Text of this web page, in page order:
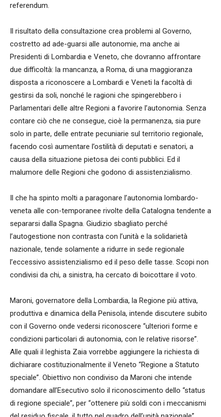
referendum.
Il risultato della consultazione crea problemi al Governo,
costretto ad ade-guarsi alle autonomie, ma anche ai
Presidenti di Lombardia e Veneto, che dovranno affrontare
due difficoltà: la mancanza, a Roma, di una maggioranza
disposta a riconoscere a Lombardi e Veneti la facoltà di
gestirsi da soli, nonché le ragioni che spingerebbero i
Parlamentari delle altre Regioni a favorire l’autonomia. Senza
contare ciò che ne consegue, cioè la permanenza, sia pure
solo in parte, delle entrate pecuniarie sul territorio regionale,
facendo così aumentare l’ostilità di deputati e senatori, a
causa della situazione pietosa dei conti pubblici. Ed il
malumore delle Regioni che godono di assistenzialismo.
Il che ha spinto molti a paragonare l’autonomia lombardo-
veneta alle con-temporanee rivolte della Catalogna tendente a
separarsi dalla Spagna. Giudizio sbagliato perché
l’autogestione non contrasta con l’unità e la solidarietà
nazionale, tende solamente a ridurre in sede regionale
l’eccessivo assistenzialismo ed il peso delle tasse. Scopi non
condivisi da chi, a sinistra, ha cercato di boicottare il voto.
Maroni, governatore della Lombardia, la Regione più attiva,
produttiva e dinamica della Penisola, intende discutere subito
con il Governo onde vedersi riconoscere “ulteriori forme e
condizioni particolari di autonomia, con le relative risorse”.
Alle quali il leghista Zaia vorrebbe aggiungere la richiesta di
dichiarare costituzionalmente il Veneto “Regione a Statuto
speciale”. Obiettivo non condiviso da Maroni che intende
domandare all’Esecutivo solo il riconoscimento dello “status
di regione speciale”, per “ottenere più soldi con i meccanismi